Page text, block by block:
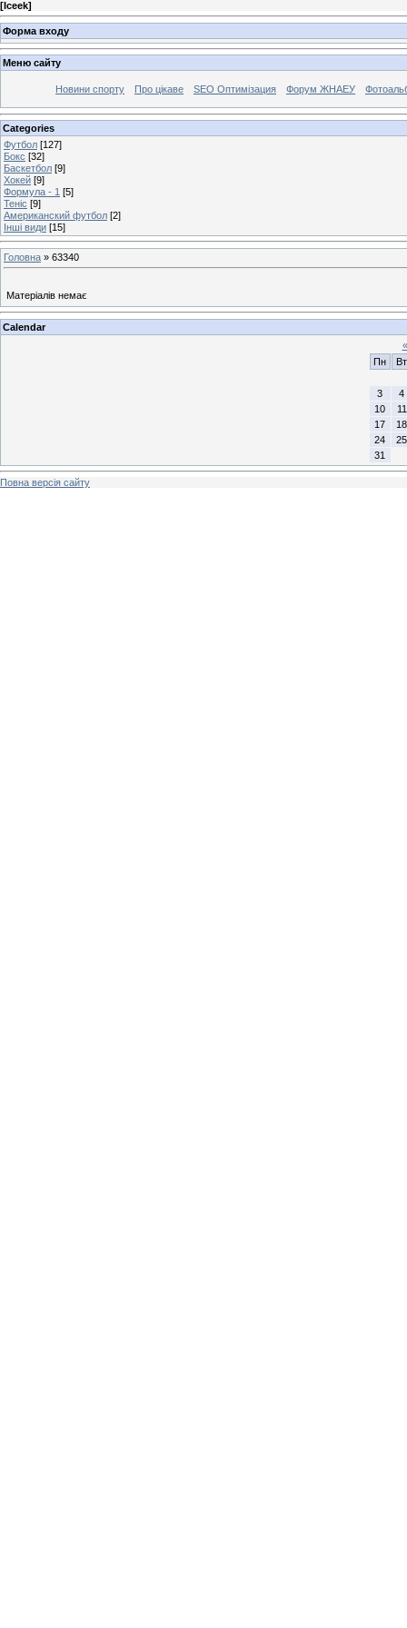
[Iceek]
Форма входу
Меню сайту
Новини спорту Про цікаве SEO Оптимізация Форум ЖНАЕУ
Categories
Футбол [127]
Бокс [32]
Баскетбол [9]
Хокей [9]
Формула - 1 [5]
Теніс [9]
Американский футбол [2]
Інші види [15]
Головна » 63340
Матеріалів немає
Calendar
«
Пн
Вт
3
4
10
11
17
18
24
25
31
Повна версія сайту